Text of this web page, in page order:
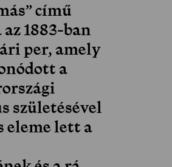
című
1883-ban
per, amely
a
születésével
eleme lett a